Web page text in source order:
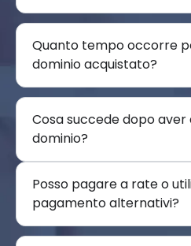
Quanto tempo occorre
dominio acquistato?
Cosa succede dopo
dominio?
Posso pagare a rate o
pagamento alternativi?